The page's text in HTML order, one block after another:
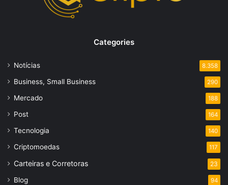
Categories
Notícias 8.358
Business, Small Business 290
Mercado 188
Post 164
Tecnologia 140
Criptomoedas 117
Carteiras e Corretoras 23
Blog 94